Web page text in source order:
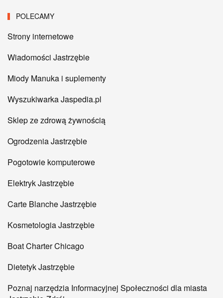
POLECAMY
Strony internetowe
Wiadomości Jastrzębie
Miody Manuka i suplementy
Wyszukiwarka Jaspedia.pl
Sklep ze zdrową żywnością
Ogrodzenia Jastrzębie
Pogotowie komputerowe
Elektryk Jastrzębie
Carte Blanche Jastrzębie
Kosmetologia Jastrzębie
Boat Charter Chicago
Dietetyk Jastrzębie
Poznaj narzędzia Informacyjnej Społeczności dla miasta